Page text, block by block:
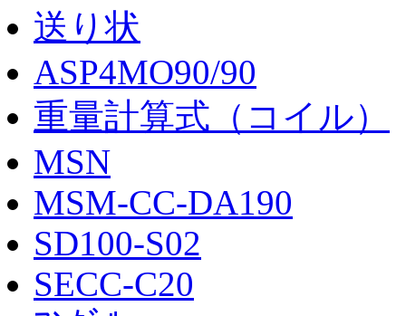
送り状
ASP4MO90/90
重量計算式（コイル）
MSN
MSM-CC-DA190
SD100-S02
SECC-C20